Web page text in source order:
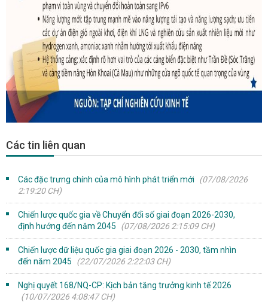
Các tin liên quan
Các đặc trưng chính của mô hình phát triển mới
(07/08/2026
2:19:20 CH)
Chiến lược quốc gia về Chuyển đổi số giai đoạn 2026-2030,
định hướng đến năm 2045
(07/08/2026 2:15:09 CH)
Chiến lược dữ liệu quốc gia giai đoạn 2026 - 2030, tầm nhìn
đến năm 2045
(22/07/2026 2:22:03 CH)
Nghị quyết 168/NQ-CP: Kịch bản tăng trưởng kinh tế 2026
(10/07/2026 4:08:47 CH)